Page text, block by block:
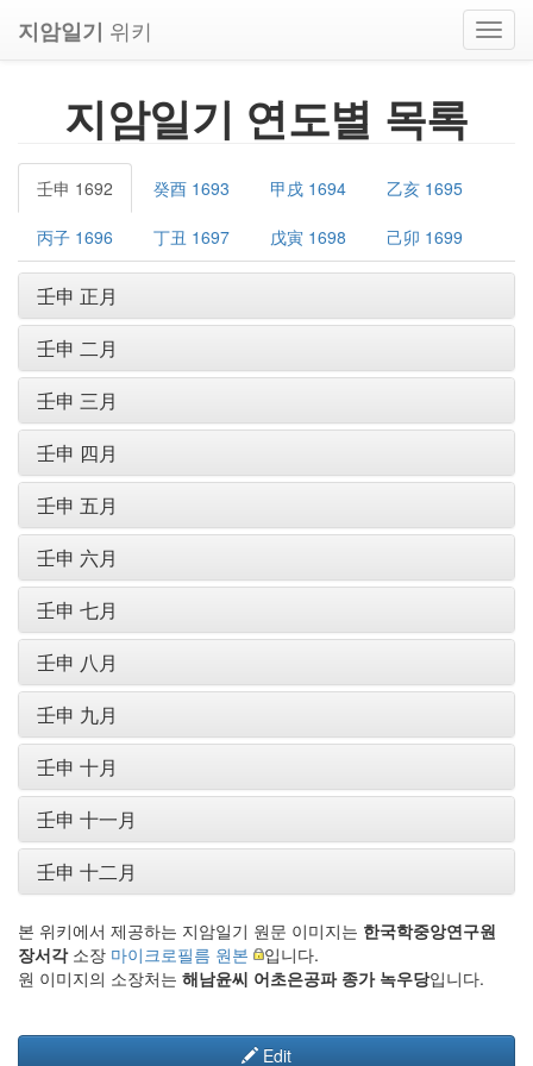
지암일기 위키
지암일기 연도별 목록
壬申 1692 癸酉 1693 甲戌 1694 乙亥 1695
丙子 1696 丁丑 1697 戊寅 1698 己卯 1699
壬申 正月
壬申 二月
壬申 三月
壬申 四月
壬申 五月
壬申 六月
壬申 七月
壬申 八月
壬申 九月
壬申 十月
壬申 十一月
壬申 十二月
본 위키에서 제공하는 지암일기 원문 이미지는 한국학중앙연구원
장서각소장 마이크로필름 원본
입니다.
원 이미지의 소장처는 해남윤씨 어초은공파 종가 녹우당입니다.
Edit